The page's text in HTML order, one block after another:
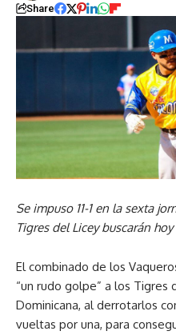
Share
Se impuso 11-1 en la sexta
Tigres del Licey buscarán
El combinado de los
“un rudo golpe” a los Tigres
Dominicana, al derrotarlos
vueltas por una, para